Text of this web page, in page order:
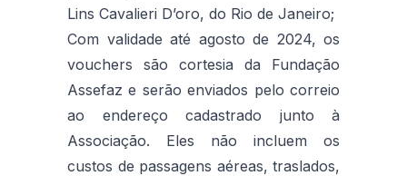
Lins Cavalieri D’oro, do Rio de Janeiro;
Com validade até agosto de 2024, os
vouchers são cortesia da Fundação
Assefaz e serão enviados pelo correio
ao endereço cadastrado junto à
Associação. Eles não incluem os
custos de passagens aéreas, traslados,